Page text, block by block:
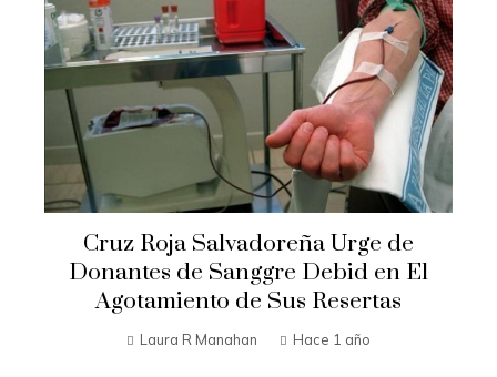
Cruz Roja Salvadoreña Urge de
Donantes de Sanggre Debid en El
Agotamiento de Sus Resertas
Laura R Manahan Hace 1 año